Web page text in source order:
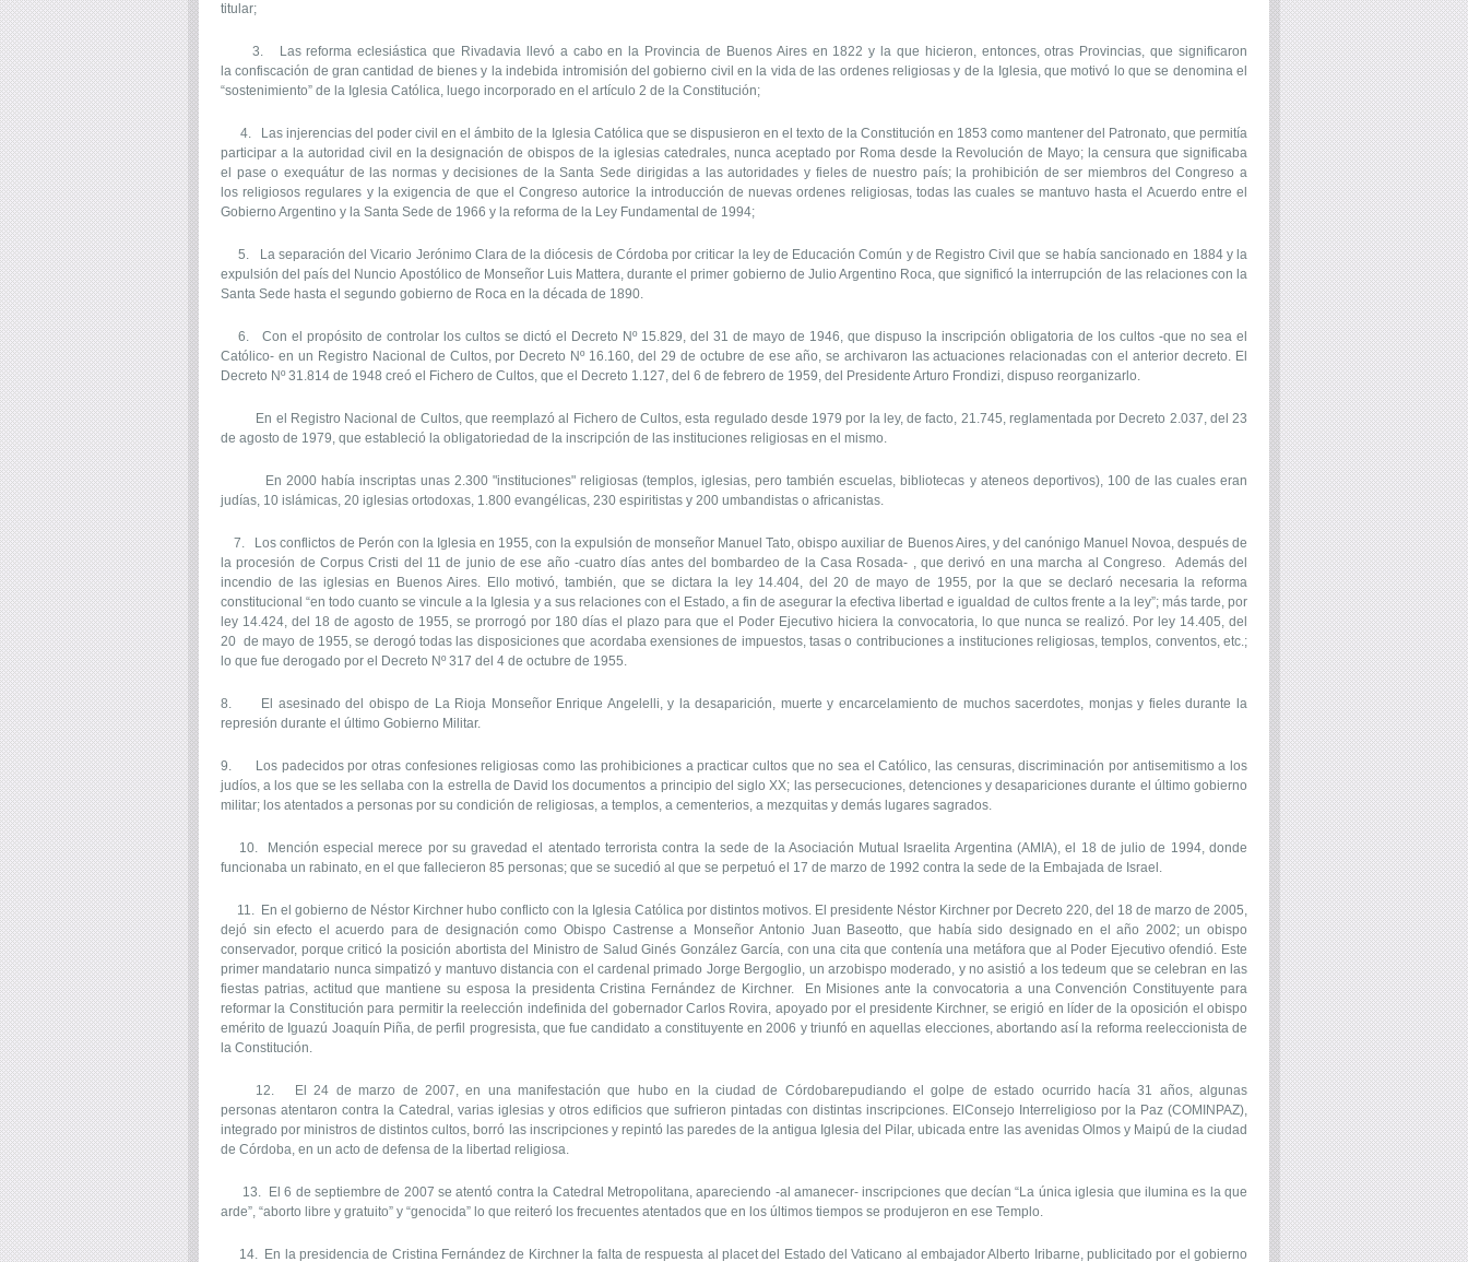
titular;
3. Las reforma eclesiástica que Rivadavia llevó a cabo en la Provincia de Buenos Aires en 1822 y la que hicieron, entonces, otras Provincias, que significaron
la confiscación de gran cantidad de bienes y la indebida intromisión del gobierno civil en la vida de las ordenes religiosas y de la Iglesia, que motivó lo que se denomina el
“sostenimiento” de la Iglesia Católica, luego incorporado en el artículo 2 de la Constitución;
4. Las injerencias del poder civil en el ámbito de la Iglesia Católica que se dispusieron en el texto de la Constitución en 1853 como mantener del Patronato, que permitía
participar a la autoridad civil en la designación de obispos de la iglesias catedrales, nunca aceptado por Roma desde la Revolución de Mayo; la censura que significaba
el pase o exequátur de las normas y decisiones de la Santa Sede dirigidas a las autoridades y fieles de nuestro país; la prohibición de ser miembros del Congreso a
los religiosos regulares y la exigencia de que el Congreso autorice la introducción de nuevas ordenes religiosas, todas las cuales se mantuvo hasta el Acuerdo entre el
Gobierno Argentino y la Santa Sede de 1966 y la reforma de la Ley Fundamental de 1994;
5. La separación del Vicario Jerónimo Clara de la diócesis de Córdoba por criticar la ley de Educación Común y de Registro Civil que se había sancionado en 1884 y la
expulsión del país del Nuncio Apostólico de Monseñor Luis Mattera, durante el primer gobierno de Julio Argentino Roca, que significó la interrupción de las relaciones con la
Santa Sede hasta el segundo gobierno de Roca en la década de 1890.
6. Con el propósito de controlar los cultos se dictó el Decreto Nº 15.829, del 31 de mayo de 1946, que dispuso la inscripción obligatoria de los cultos -que no sea el
Católico- en un Registro Nacional de Cultos, por Decreto Nº 16.160, del 29 de octubre de ese año, se archivaron las actuaciones relacionadas con el anterior decreto. El
Decreto Nº 31.814 de 1948 creó el Fichero de Cultos, que el Decreto 1.127, del 6 de febrero de 1959, del Presidente Arturo Frondizi, dispuso reorganizarlo.
En el Registro Nacional de Cultos, que reemplazó al Fichero de Cultos, esta regulado desde 1979 por la ley, de facto, 21.745, reglamentada por Decreto 2.037, del 23
de agosto de 1979, que estableció la obligatoriedad de la inscripción de las instituciones religiosas en el mismo.
En 2000 había inscriptas unas 2.300 "instituciones" religiosas (templos, iglesias, pero también escuelas, bibliotecas y ateneos deportivos), 100 de las cuales eran
judías, 10 islámicas, 20 iglesias ortodoxas, 1.800 evangélicas, 230 espiritistas y 200 umbandistas o africanistas.
7. Los conflictos de Perón con la Iglesia en 1955, con la expulsión de monseñor Manuel Tato, obispo auxiliar de Buenos Aires, y del canónigo Manuel Novoa, después de
la procesión de Corpus Cristi del 11 de junio de ese año -cuatro días antes del bombardeo de la Casa Rosada- , que derivó en una marcha al Congreso. Además del
incendio de las iglesias en Buenos Aires. Ello motivó, también, que se dictara la ley 14.404, del 20 de mayo de 1955, por la que se declaró necesaria la reforma
constitucional “en todo cuanto se vincule a la Iglesia y a sus relaciones con el Estado, a fin de asegurar la efectiva libertad e igualdad de cultos frente a la ley”; más tarde, por
ley 14.424, del 18 de agosto de 1955, se prorrogó por 180 días el plazo para que el Poder Ejecutivo hiciera la convocatoria, lo que nunca se realizó. Por ley 14.405, del
20 de mayo de 1955, se derogó todas las disposiciones que acordaba exensiones de impuestos, tasas o contribuciones a instituciones religiosas, templos, conventos, etc.;
lo que fue derogado por el Decreto Nº 317 del 4 de octubre de 1955.
8. El asesinado del obispo de La Rioja Monseñor Enrique Angelelli, y la desaparición, muerte y encarcelamiento de muchos sacerdotes, monjas y fieles durante la
represión durante el último Gobierno Militar.
9. Los padecidos por otras confesiones religiosas como las prohibiciones a practicar cultos que no sea el Católico, las censuras, discriminación por antisemitismo a los
judíos, a los que se les sellaba con la estrella de David los documentos a principio del siglo XX; las persecuciones, detenciones y desapariciones durante el último gobierno
militar; los atentados a personas por su condición de religiosas, a templos, a cementerios, a mezquitas y demás lugares sagrados.
10. Mención especial merece por su gravedad el atentado terrorista contra la sede de la Asociación Mutual Israelita Argentina (AMIA), el 18 de julio de 1994, donde
funcionaba un rabinato, en el que fallecieron 85 personas; que se sucedió al que se perpetuó el 17 de marzo de 1992 contra la sede de la Embajada de Israel.
11. En el gobierno de Néstor Kirchner hubo conflicto con la Iglesia Católica por distintos motivos. El presidente Néstor Kirchner por Decreto 220, del 18 de marzo de 2005,
dejó sin efecto el acuerdo para de designación como Obispo Castrense a Monseñor Antonio Juan Baseotto, que había sido designado en el año 2002; un obispo
conservador, porque criticó la posición abortista del Ministro de Salud Ginés González García, con una cita que contenía una metáfora que al Poder Ejecutivo ofendió. Este
primer mandatario nunca simpatizó y mantuvo distancia con el cardenal primado Jorge Bergoglio, un arzobispo moderado, y no asistió a los tedeum que se celebran en las
fiestas patrias, actitud que mantiene su esposa la presidenta Cristina Fernández de Kirchner. En Misiones ante la convocatoria a una Convención Constituyente para
reformar la Constitución para permitir la reelección indefinida del gobernador Carlos Rovira, apoyado por el presidente Kirchner, se erigió en líder de la oposición el obispo
emérito de Iguazú Joaquín Piña, de perfil progresista, que fue candidato a constituyente en 2006 y triunfó en aquellas elecciones, abortando así la reforma reeleccionista de
la Constitución.
12. El 24 de marzo de 2007, en una manifestación que hubo en la ciudad de Córdobarepudiando el golpe de estado ocurrido hacía 31 años, algunas
personas atentaron contra la Catedral, varias iglesias y otros edificios que sufrieron pintadas con distintas inscripciones. ElConsejo Interreligioso por la Paz (COMINPAZ),
integrado por ministros de distintos cultos, borró las inscripciones y repintó las paredes de la antigua Iglesia del Pilar, ubicada entre las avenidas Olmos y Maipú de la ciudad
de Córdoba, en un acto de defensa de la libertad religiosa.
13. El 6 de septiembre de 2007 se atentó contra la Catedral Metropolitana, apareciendo -al amanecer- inscripciones que decían “La única iglesia que ilumina es la que
arde”, “aborto libre y gratuito” y “genocida” lo que reiteró los frecuentes atentados que en los últimos tiempos se produjeron en ese Templo.
14. En la presidencia de Cristina Fernández de Kirchner la falta de respuesta al placet del Estado del Vaticano al embajador Alberto Iribarne, publicitado por el gobierno